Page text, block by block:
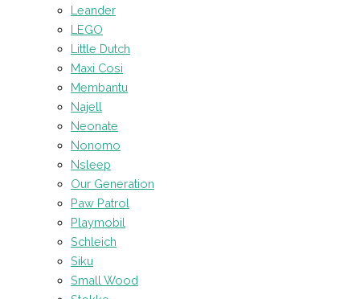
Leander
LEGO
Little Dutch
Maxi Cosi
Membantu
Najell
Neonate
Nonomo
Nsleep
Our Generation
Paw Patrol
Playmobil
Schleich
Siku
Small Wood